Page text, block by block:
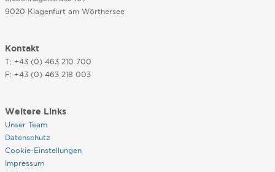
9020 Klagenfurt am Wörthersee
Kontakt
T: +43 (0) 463 210 700
F: +43 (0) 463 218 003
Weitere Links
Unser Team
Datenschutz
Cookie-Einstellungen
Impressum